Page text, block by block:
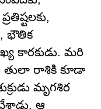
భౌతిక
కారకుడు. మరి
తులా రాశికి కూడా
మృగశిర
ఆ